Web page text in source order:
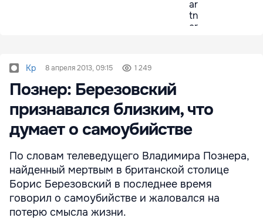
Kp 8 апреля 2013, 09:15 1 249
Познер: Березовский
признавался близким, что
думает о самоубийстве
По словам телеведущего Владимира Познера,
найденный мертвым в британской столице
Борис Березовский в последнее время
говорил о самоубийстве и жаловался на
потерю смысла жизни.